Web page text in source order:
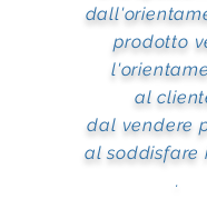
dall'
prodotto
l'
al
dal vendere
alsoddisfare
.